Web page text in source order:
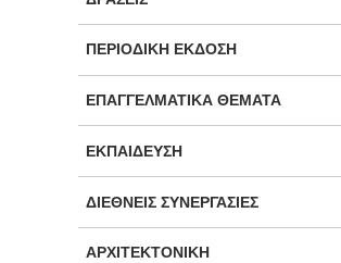
ΠΕΡΙΟΔΙΚΉ ΈΚΔΟΣΗ
ΕΠΑΓΓΕΛΜΑΤΙΚΆ ΘΈΜΑΤΑ
ΕΚΠΑΊΔΕΥΣΗ
ΔΙΕΘΝΕΊΣ ΣΥΝΕΡΓΑΣΊΕΣ
ΑΡΧΙΤΕΚΤΟΝΙΚΉ